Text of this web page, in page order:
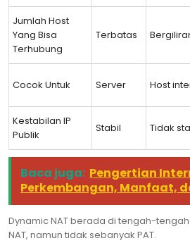
Jumlah Host
Yang Bisa
Terhubung
Terbatas
Cocok Untuk Server Host
Kestabilan IP
Publik
Stabil Tidak
Baca juga: Pengertian
Perkembangan, Manfaat,
Dynamic NAT berada di tengah-
NAT, namun tidak sebanyak PAT.